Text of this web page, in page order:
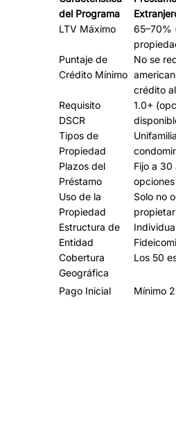
del Programa
LTV Máximo
65–70%
Puntaje de
Crédito Mínimo
No se
crédito
Requisito
DSCR
1.0+
Tipos de
Propiedad
Plazos del
Préstamo
Fijo a 30
Uso de la
Propiedad
Solo no
Estructura de
Entidad
Cobertura
Geográfica
Los 50
Pago Inicial Mínimo